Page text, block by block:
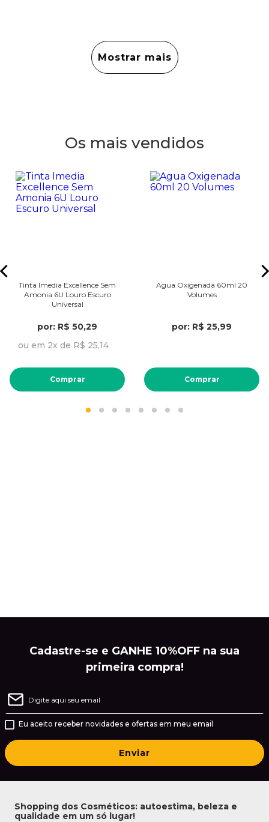
Mostrar mais
Os mais vendidos
Tinta Imedia Excellence Sem
Amonia 6U Louro Escuro
Universal
por: R$ 50,29
ou em 2x de R$ 25,14
Comprar
Agua Oxigenada 60ml 20
Volumes
por: R$ 25,99
Comprar
Cadastre-se e GANHE 10%OFF na sua
primeira compra!
Eu aceito receber novidades e ofertas em meu email
Enviar
Shopping dos Cosméticos: autoestima, beleza e
qualidade em um só lugar!